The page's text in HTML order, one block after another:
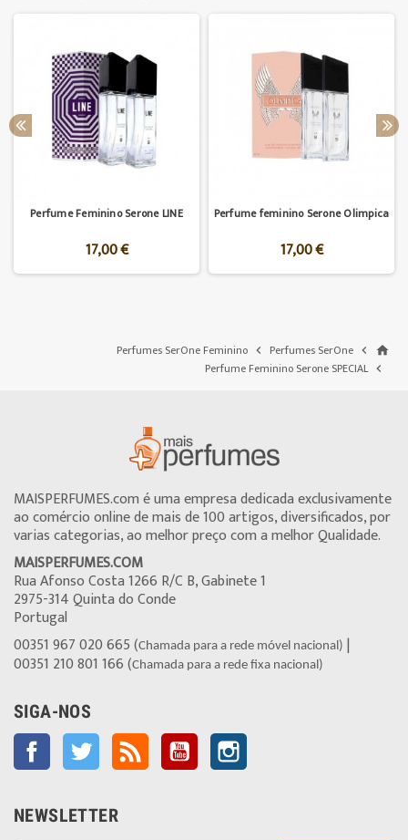
Perfume Feminino Serone LINE
17,00 €
Perfume feminino Serone Olimpica
17,00 €
home

Perfumes SerOne

Perfumes SerOne Feminino

Perfume Feminino Serone SPECIAL
MAISPERFUMES.com é uma empresa dedicada exclusivamente
ao comércio online de mais de 100 artigos, diversificados, por
varias categorias, ao melhor preço com a melhor Qualidade.
MAISPERFUMES.COM
Rua Afonso Costa 1266 R/C B, Gabinete 1
2975-314 Quinta do Conde
Portugal
00351 967 020 665 (Chamada para a rede móvel nacional) |
00351 210 801 166 (Chamada para a rede fixa nacional)
SIGA-NOS
Facebook Twitter Rss YouTube
NEWSLETTER